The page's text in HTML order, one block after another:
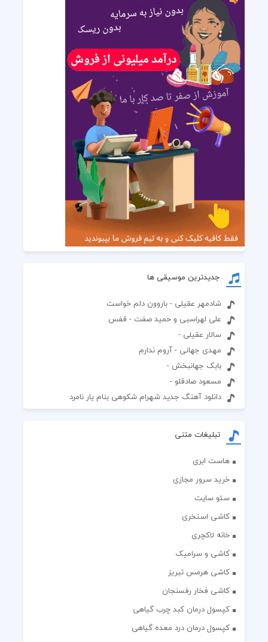
جدیدترین موسیقی ها
شادمهر عقیلی - باروون دلم خواست
علی لهراسبی و حمید صفت - قفس
سالار عقیلی -
مهدی جهانی - آروم ندارم
بابک جهانبخش -
مسعود صادقلو -
دانلود آهنگ جدید شهرام شکوهی بنام یار نامرد
تبلیغات متنی
هاست ابری
خرید سرور مجازی
سئو سایت
کاشی استخری
خانه لاکچری
کاشی و سرامیک
کاشی هرمس تبریز
کاشی فخار رفسنجان
کپسول درمان کبد چرب گیاهی
کپسول درمان درد معده گیاهی